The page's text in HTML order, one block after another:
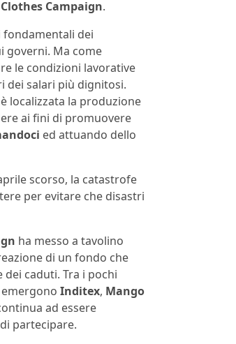
Campaign.
dei
governi. Ma come
le condizioni lavorative
dei salari più dignitosi.
localizzata la produzione
ai fini di promuovere
ed attuando dello
scorso, la catastrofe
per evitare che disastri
ha messo a tavolino
di un fondo che
caduti. Tra i pochi
emergono Inditex, Mango
ad essere
partecipare.